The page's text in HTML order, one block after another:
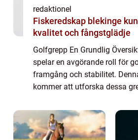
redaktionel
Fiskeredskap blekinge kunskap,
kvalitet och fångstglädje
Golfgrepp En Grundlig
spelar en avgörande roll för
framgång och stabilitet.
kommer att utforska dessa
typer som finns tillgängliga,